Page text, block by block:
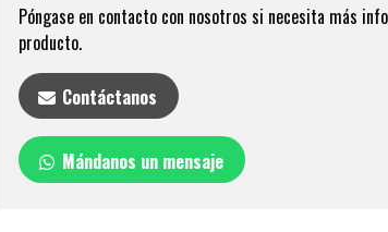
Póngase en contacto con nosotros si necesita más
producto.
Contáctanos
Mándanos un mensaje